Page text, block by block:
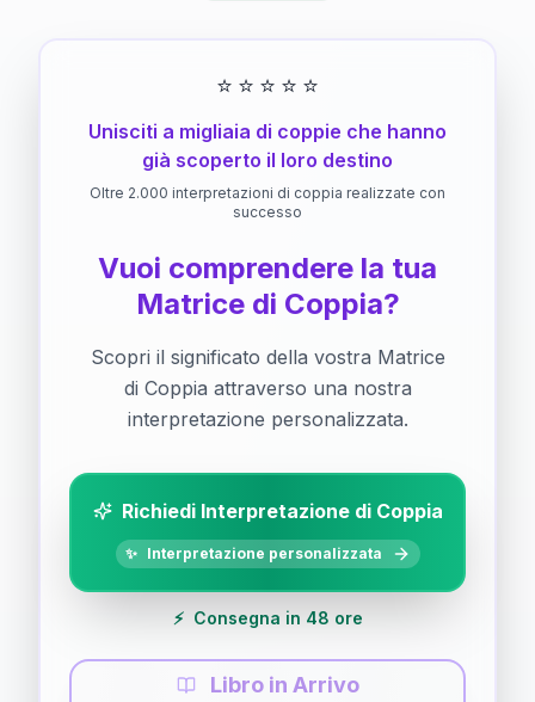
⭐ ⭐ ⭐ ⭐ ⭐
Unisciti a migliaia di coppie che hanno
già scoperto il loro destino
Oltre 2.000 interpretazioni di coppia realizzate con
successo
Vuoi comprendere la tua
Matrice di Coppia?
Scopri il significato della vostra Matrice
di Coppia attraverso una nostra
interpretazione personalizzata.
Richiedi Interpretazione di Coppia
✨ Interpretazione personalizzata
⚡ Consegna in 48 ore
Libro in Arrivo